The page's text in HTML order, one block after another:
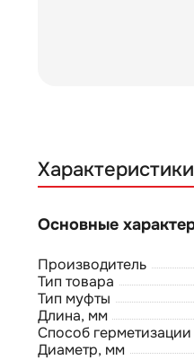
Характеристики
Производитель
Тип товара
Тип муфты
Длина, мм
Способ герметизации
Диаметр, мм